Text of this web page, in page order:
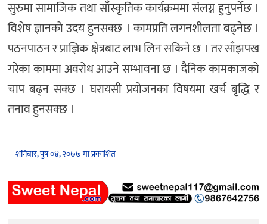
सुरुमा सामाजिक तथा साँस्कृतिक कार्यक्रममा संलग्न हुनुपर्नेछ ।
विशेष ज्ञानको उदय हुनसक्छ । कामप्रति लगनशीलता बढ्नेछ ।
पठनपाठन र प्राज्ञिक क्षेत्रबाट लाभ लिन सकिने छ । तर साँझपख
गरेका काममा अवरोध आउने सम्भावना छ । दैनिक कामकाजको
चाप बढ्न सक्छ । घरायसी प्रयोजनका विषयमा खर्च बृद्धि र
तनाव हुनसक्छ ।
शनिबार, पुष ०४, २०७७ मा प्रकाशित